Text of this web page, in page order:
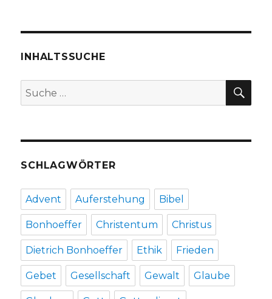
Rezension
Christoph
Welver
INHALTSSUCHE
Suche
nach:
SCHLAGWÖRTER
Advent Auferstehung Bibel
Bonhoeffer Christentum Christus
Dietrich Bonhoeffer Ethik Frieden
Gebet Gesellschaft Gewalt Glaube